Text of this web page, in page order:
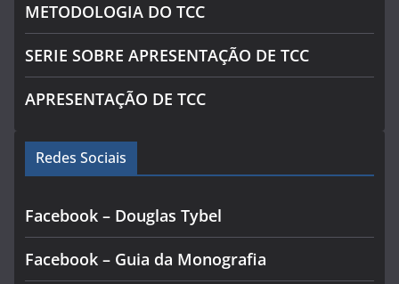
METODOLOGIA DO TCC
SERIE SOBRE APRESENTAÇÃO DE TCC
APRESENTAÇÃO DE TCC
Redes Sociais
Facebook – Douglas Tybel
Facebook – Guia da Monografia